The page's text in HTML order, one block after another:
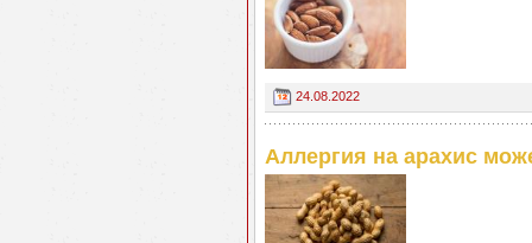
24.08.2022
Аллергия на арахис